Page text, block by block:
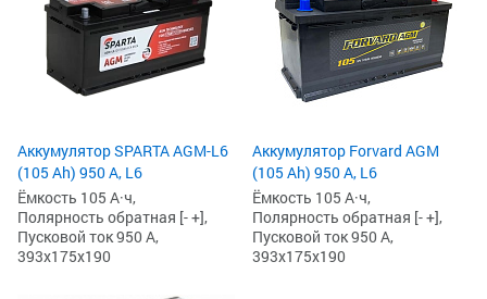
Аккумулятор SPARTA AGM-L6
(105 Ah) 950 А, L6
Ёмкость 105 А·ч,
Полярность обратная [- +],
Пусковой ток 950 А,
393x175x190
Аккумулятор Forvard AGM
(105 Ah) 950 А, L6
Ёмкость 105 А·ч,
Полярность обратная [- +],
Пусковой ток 950 А,
393x175x190